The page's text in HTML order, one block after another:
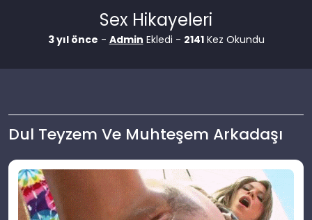
Sex Hikayeleri
3 yıl önce - Admin Ekledi - 2141Kez Okundu
Dul Teyzem Ve Muhteşem Arkadaşı